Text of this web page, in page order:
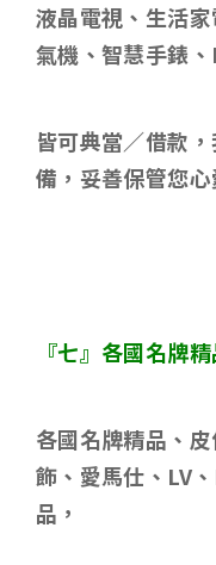
液晶電視、生活
氣機、智慧手錶、
皆可典當／借款
備，妥善保管您心
『七』各國名牌
各國名牌精品、
飾、愛馬仕、 LV、
品，